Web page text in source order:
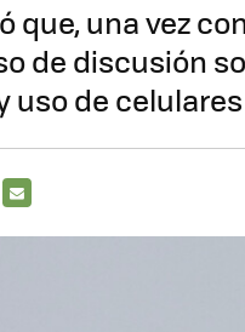
que, una vez
de discusión
de